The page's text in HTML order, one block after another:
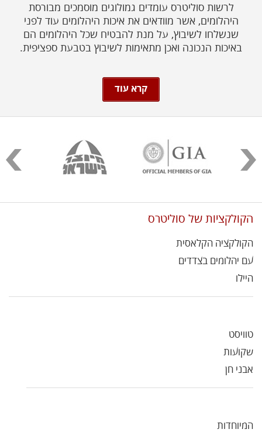
לרשות סוליטרס עומדים גמולוגים מוסמכים מבורסת
היהלומים, אשר מוודאים את איכות היהלומים עוד לפני
שנשלחו לשיבוץ, על מנת להבטיח שכל היהלומים הם
באיכות הנכונה ואכן מתאימות לשיבוץ בטבעת ספציפית.
קרא עוד
הקולקציות של סוליטרס
הקולקציה הקלאסית
עם יהלומים בצדדים
היילו
טוויסט
שקועות
אבני חן
המיוחדות